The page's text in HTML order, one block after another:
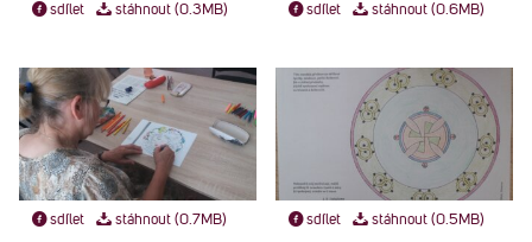
sdílet stáhnout (0.3MB) sdílet stáhnout (0.6MB)
sdílet stáhnout (0.7MB) sdílet stáhnout (0.5MB)